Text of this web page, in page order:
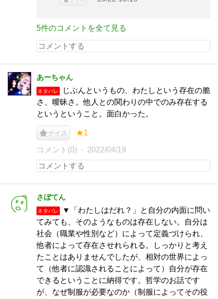
5件のコメントを全て見る
あーちゃん
ネタバレ
じぶんというもの、わたしという存在の脆
さ、曖昧さ。他人との関わりの中でのみ存在する
というということ。面白かった。
ナイス ★1
コメント(0) 2022/04/19
さぼてん
ネタバレ
▼「わたしはだれ？」と自分の内面に問い
てみても、そのようなものは存在しない。自分は
社会（職業や性別など）によって定義づけられ、
他者によって存在させれられる。しっかりと考え
たことはありませんでしたが、相対の世界によっ
て（他者に認識されることによって）自分が存在
できるということに納得です。哲学のお話です
が、なぜ制服が必要なのか（制服によってその役